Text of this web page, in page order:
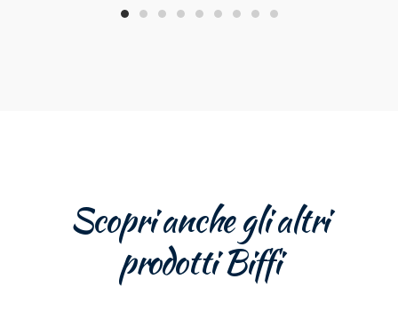
Scopri anche gli altri
prodotti Biffi